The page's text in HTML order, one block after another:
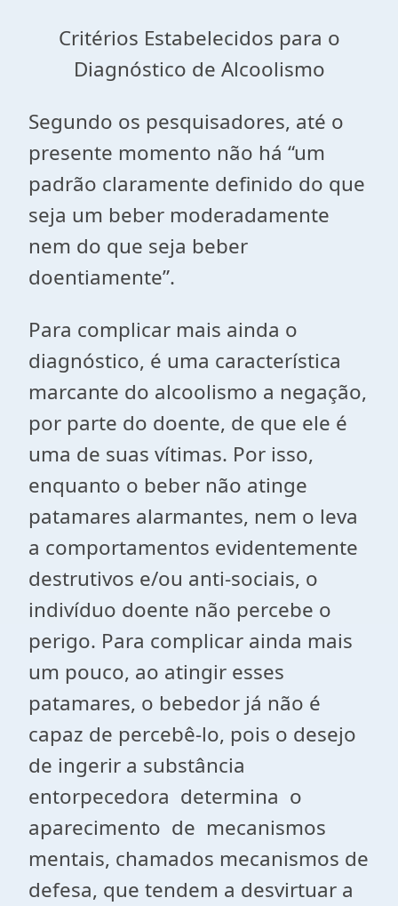
Critérios Estabelecidos para o
Diagnóstico de Alcoolismo
Segundo os pesquisadores, até o
presente momento não há “um
padrão claramente definido do que
seja um beber moderadamente
nem do que seja beber
doentiamente”.
Para complicar mais ainda o
diagnóstico, é uma característica
marcante do alcoolismo a negação,
por parte do doente, de que ele é
uma de suas vítimas. Por isso,
enquanto o beber não atinge
patamares alarmantes, nem o leva
a comportamentos evidentemente
destrutivos e/ou anti-sociais, o
indivíduo doente não percebe o
perigo. Para complicar ainda mais
um pouco, ao atingir esses
patamares, o bebedor já não é
capaz de percebê-lo, pois o desejo
de ingerir a substância
entorpecedora determina o
aparecimento de mecanismos
mentais, chamados mecanismos de
defesa, que tendem a desvirtuar a